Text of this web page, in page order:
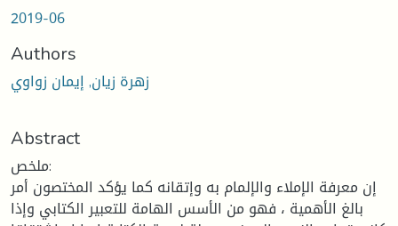
2019-06
Authors
زهرة زيان, إيمان زواوي
Abstract
ملخص:
إن معرفة الإملاء والإلمام به وإتقانه كما يؤكد المختصون أمر
بالغ الأهمية ، فهو من الأسس الهامة للتعبير الكتابي وإذا